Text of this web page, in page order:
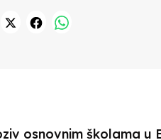
osnovnim školama u